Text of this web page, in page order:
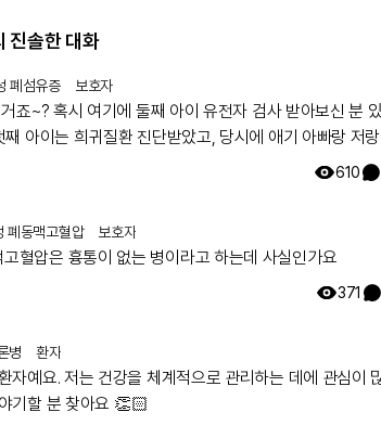
진솔한 대화
폐섬유증 보호자
죠~? 혹시 여기에 둘째 아이 유전자 검사 받아보신 분
아이는 희귀질환 진단받았고, 당시에 애기 아빠랑 저
고 하시더라구요.. 둘째 임신했는데 유전은 안 된다지만
610
폐동맥고혈압 보호자
혈압은 흉통이 없는 병이라고 하는데 사실인가요
371
병 환자
자예요. 저는 건강을 체계적으로 관리하는 데에 관심이
기할 분 찾아요 👏🏻